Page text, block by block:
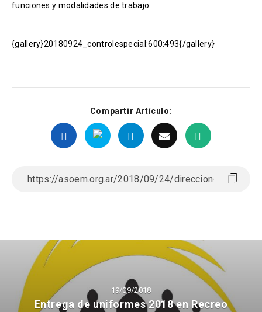
funciones y modalidades de trabajo.
{gallery}20180924_controlespecial:600:493{/gallery}
Compartir Artículo:
19/09/2018
Entrega de uniformes 2018 en Recreo